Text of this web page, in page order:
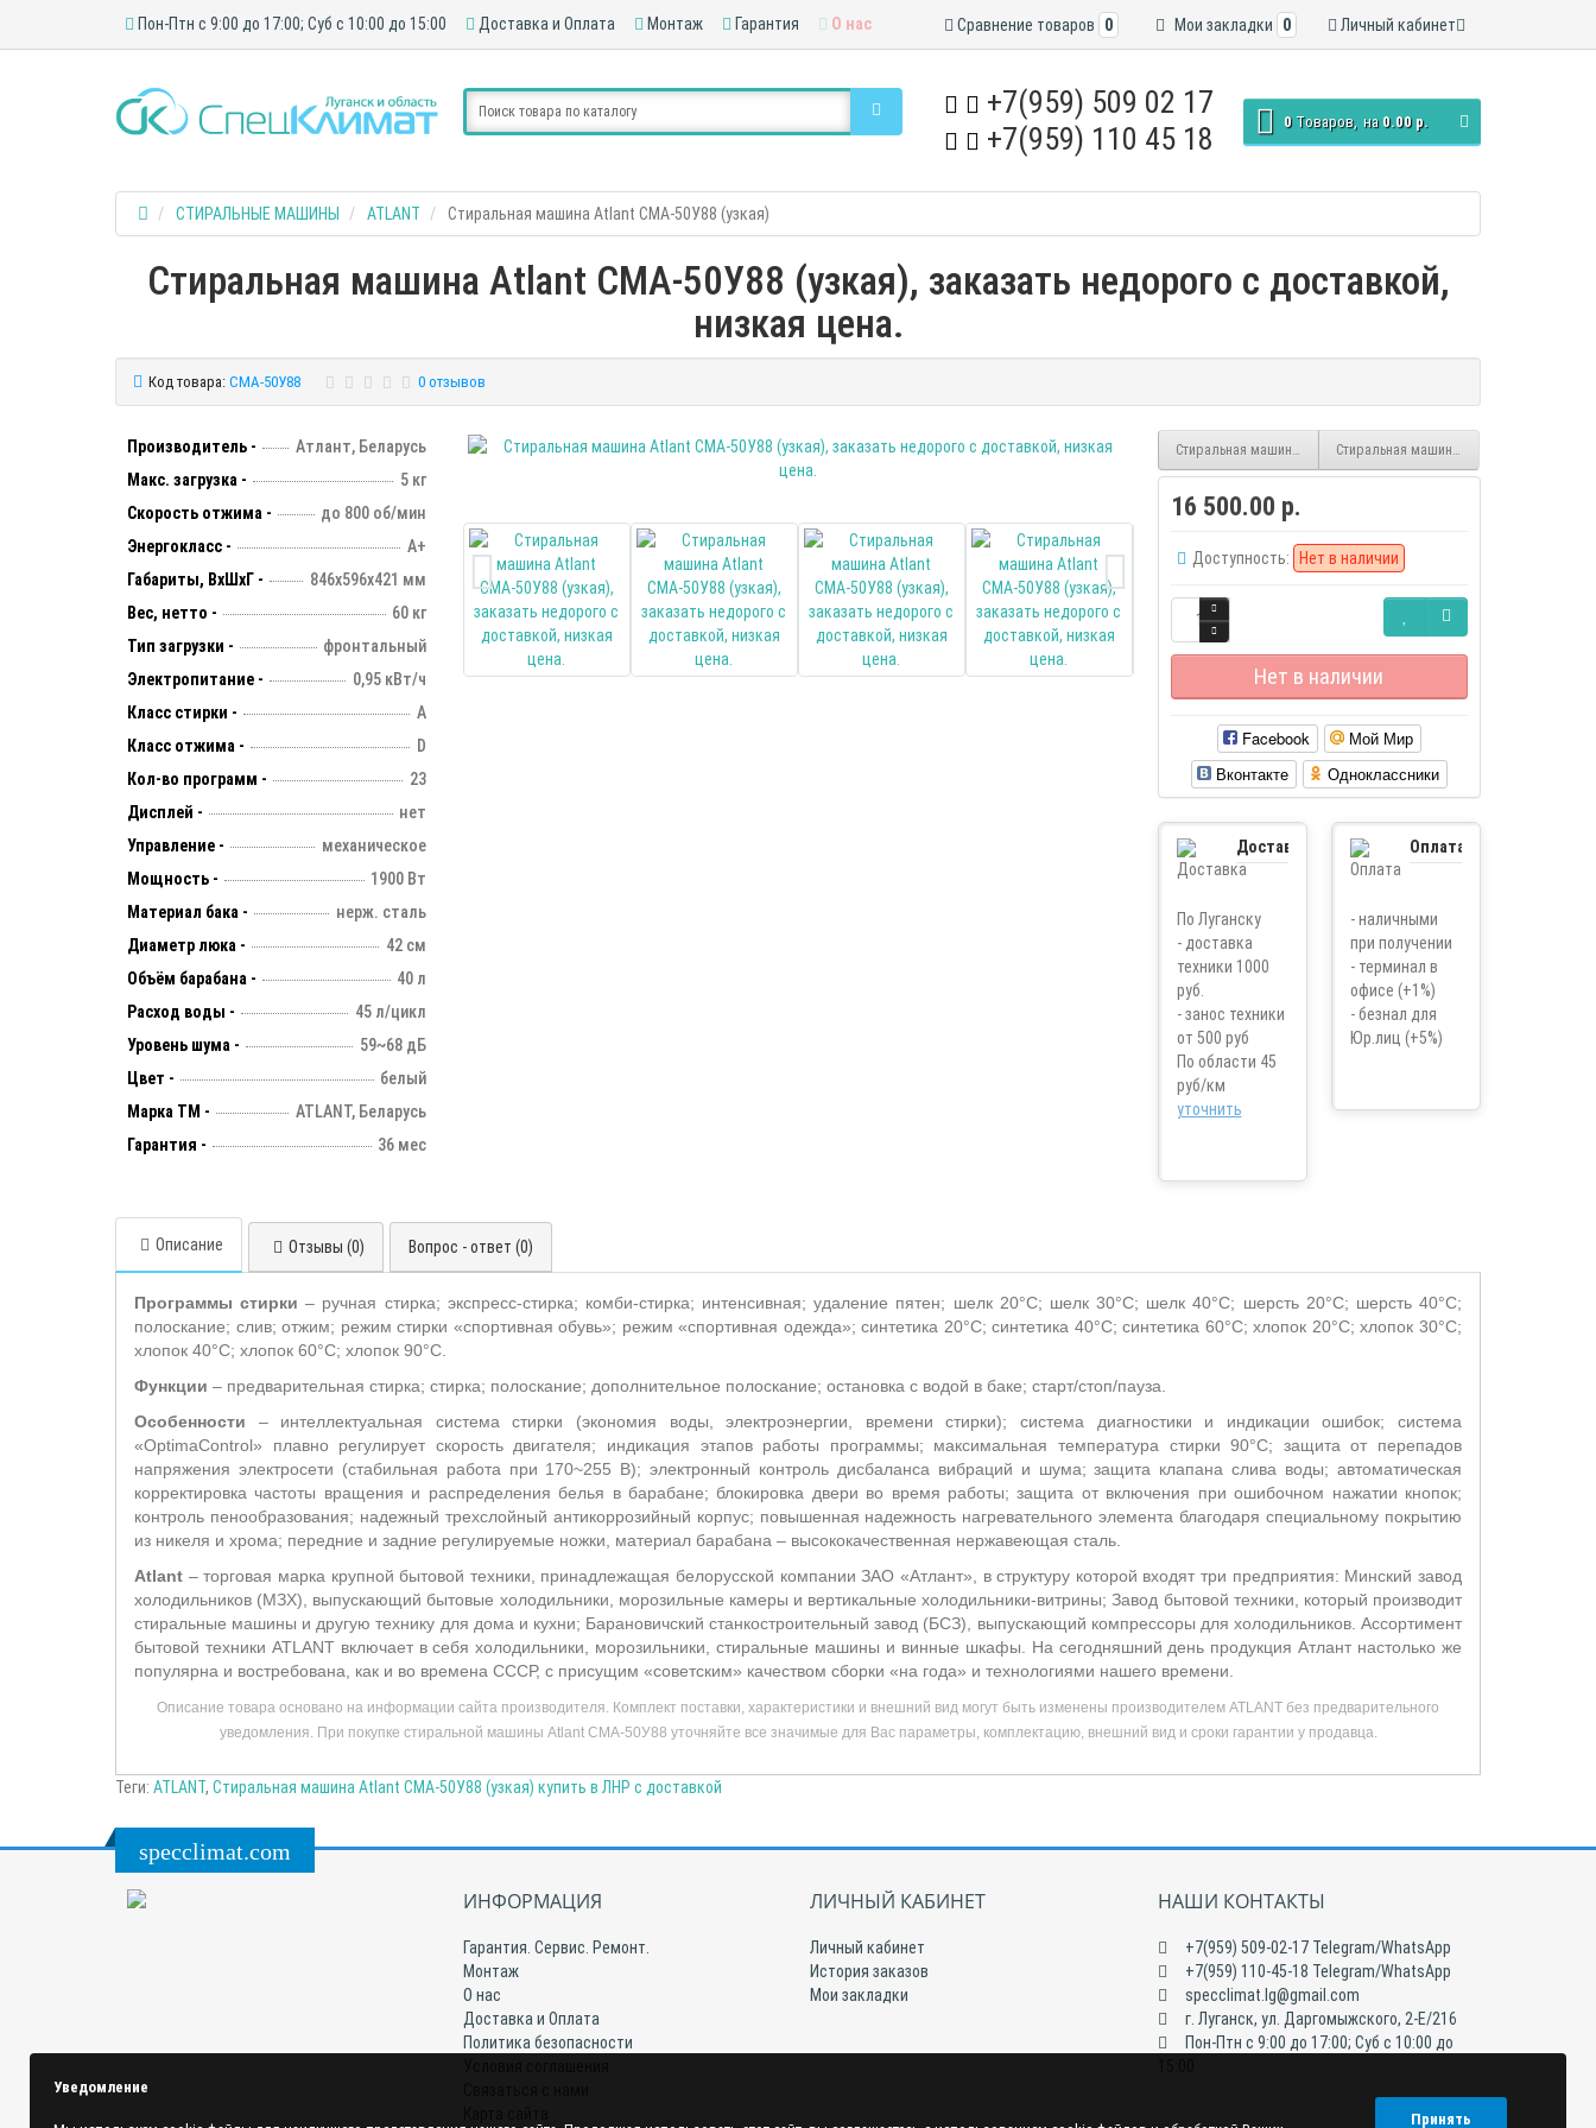
Пон-Птн с 9:00 до 17:00; Суб с 10:00 до 15:00 Доставка и Оплата Монтаж Гарантия О нас Личный кабинет
Мои закладки 0
Сравнение товаров 0
+7(959) 509 02 17
+7(959) 110 45 18
0 Tоваров, на 0.00 р.
СТИРАЛЬНЫЕ МАШИНЫ ATLANT Стиральная машина Atlant СМА-50У88 (узкая)
Стиральная машина Atlant СМА-50У88 (узкая), заказать недорого с доставкой,
низкая цена.
Код товара: СМА-50У88 0 отзывов
Производитель -
Атлант, Беларусь
Макс. загрузка -
5 кг
Скорость отжима -
до 800 об/мин
Энергокласс -
А+
Габариты, ВхШхГ -
846х596х421 мм
Вес, нетто -
60 кг
Тип загрузки -
фронтальный
Электропитание -
0,95 кВт/ч
Класс стирки -
А
Класс отжима -
D
Кол-во программ -
23
Дисплей -
нет
Управление -
механическое
Мощность -
1900 Вт
Материал бака -
нерж. сталь
Диаметр люка -
42 см
Объём барабана -
40 л
Расход воды -
45 л/цикл
Уровень шума -
59~68 дБ
Цвет -
белый
Марка ТМ -
ATLANT, Беларусь
Гарантия -
36 мес
Стиральная машина Atlant СМА-50У82-000 (узкая)
Стиральная машина Atlant СМА-70С1010-
16 500.00 р.
Доступность: Нет в наличии
Нет в наличии
Facebook
Мой Мир
Вконтакте
Одноклассники
Доставка
По Луганску
- доставка
техники 1000
руб.
- занос техники
от 500 руб
По области 45
руб/км
уточнить
Оплата
- наличными
при получении
- терминал в
офисе (+1%)
- безнал для
Юр.лиц (+5%)
Описание Отзывы (0) Вопрос - ответ (0)
Программы стирки– ручная стирка; экспресс-стирка; комби-стирка; интенсивная; удаление пятен; шелк 20°С; шелк 30°С; шелк 40°С; шерсть 20°С; шерсть 40°С;
полоскание; слив; отжим; режим стирки «спортивная обувь»; режим «спортивная одежда»; синтетика 20°С; синтетика 40°С; синтетика 60°С; хлопок 20°С; хлопок 30°С;
хлопок 40°С; хлопок 60°С; хлопок 90°С.
Функции – предварительная стирка; стирка; полоскание; дополнительное полоскание; остановка с водой в баке; старт/стоп/пауза.
Особенности – интеллектуальная система стирки (экономия воды, электроэнергии, времени стирки); система диагностики и индикации ошибок; система
«OptimaControl» плавно регулирует скорость двигателя; индикация этапов работы программы; максимальная температура стирки 90°С; защита от перепадов
напряжения электросети (стабильная работа при 170~255 В); электронный контроль дисбаланса вибраций и шума; защита клапана слива воды; автоматическая
корректировка частоты вращения и распределения белья в барабане; блокировка двери во время работы; защита от включения при ошибочном нажатии кнопок;
контроль пенообразования; надежный трехслойный антикоррозийный корпус; повышенная надежность нагревательного элемента благодаря специальному покрытию
из никеля и хрома; передние и задние регулируемые ножки, материал барабана – высококачественная нержавеющая сталь.
Atlant – торговая марка крупной бытовой техники, принадлежащая белорусской компании ЗАО «Атлант», в структуру которой входят три предприятия: Минский завод
холодильников (МЗХ), выпускающий бытовые холодильники, морозильные камеры и вертикальные холодильники-витрины; Завод бытовой техники, который производит
стиральные машины и другую технику для дома и кухни; Барановичский станкостроительный завод (БСЗ), выпускающий компрессоры для холодильников. Ассортимент
бытовой техники ATLANT включает в себя холодильники, морозильники, стиральные машины и винные шкафы. На сегодняшний день продукция Атлант настолько же
популярна и востребована, как и во времена СССР, с присущим «советским» качеством сборки «на года» и технологиями нашего времени.
Описание товара основано на информации сайта производителя. Комплект поставки, характеристики и внешний вид могут быть изменены производителем ATLANT без предварительного
уведомления. При покупке стиральной машины Atlant СМА-50У88 уточняйте все значимые для Вас параметры, комплектацию, внешний вид и сроки гарантии у продавца.
Теги: ATLANT, Стиральная машина Atlant СМА-50У88 (узкая) купить в ЛНР с доставкой
specclimat.com
ИНФОРМАЦИЯ
Гарантия. Сервис. Ремонт.
Монтаж
О нас
Доставка и Оплата
Политика безопасности
ЛИЧНЫЙ КАБИНЕТ
Личный кабинет
История заказов
Мои закладки
НАШИ КОНТАКТЫ
+7(959) 509-02-17 Telegram/WhatsApp
+7(959) 110-45-18 Telegram/WhatsApp
specclimat.lg@gmail.com
г. Луганск, ул. Даргомыжского, 2-Е/216
Пон-Птн с 9:00 до 17:00; Суб с 10:00 до
Уведомление
Принять